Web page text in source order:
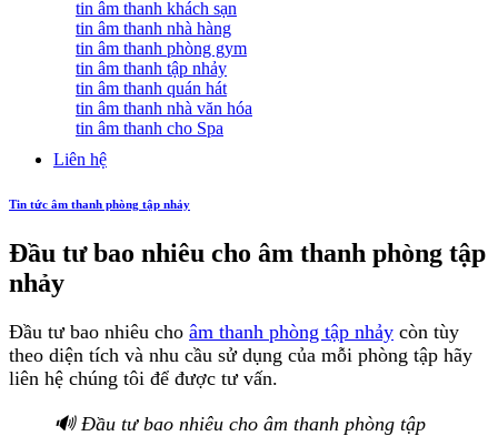
tin âm thanh khách sạn
tin âm thanh nhà hàng
tin âm thanh phòng gym
tin âm thanh tập nhảy
tin âm thanh quán hát
tin âm thanh nhà văn hóa
tin âm thanh cho Spa
Liên hệ
Tin tức âm thanh phòng tập nhảy
Đầu tư bao nhiêu cho âm thanh phòng tập
nhảy
Đầu tư bao nhiêu cho âm thanh phòng tập nhảy còn tùy
theo diện tích và nhu cầu sử dụng của mỗi phòng tập hãy
liên hệ chúng tôi để được tư vấn.
🔊 Đầu tư bao nhiêu cho âm thanh phòng tập